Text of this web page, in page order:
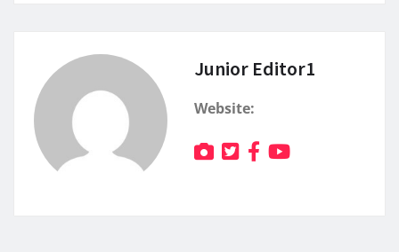
Junior Editor1
Website: